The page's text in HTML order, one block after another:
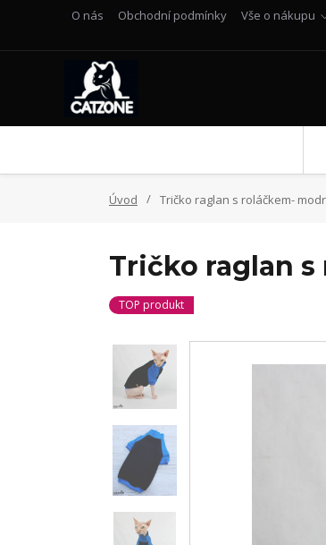
O nás Obchodní podmínky Vše o nákupu
Úvod Tričko raglan s roláčkem-
Tričko raglan
TOP produkt